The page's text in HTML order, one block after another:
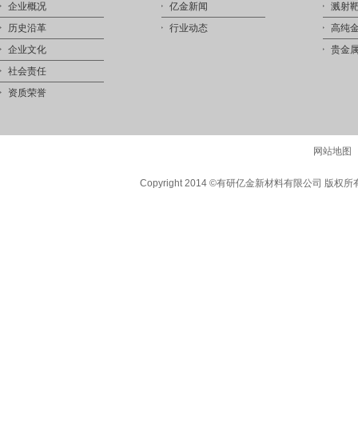
企业概况
历史沿革
企业文化
社会责任
资质荣誉
亿金新闻
行业动态
溅射
高纯
贵金
网站地图
Copyright 2014 ©有研亿金新材料有限公司 版权所